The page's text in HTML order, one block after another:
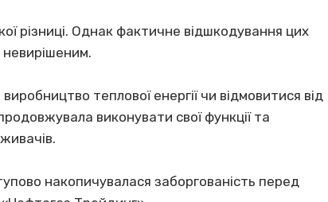
різниці. Однак фактичне відшкодування цих
теплової енергії чи відмовитися від
виконувати свої функції та
накопичувалася заборгованість перед